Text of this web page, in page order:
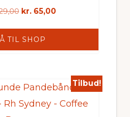
Den
pris
var:
kr.65,00Den
er:
TIL SHOP
Tilbud!